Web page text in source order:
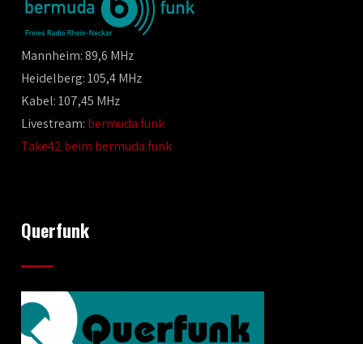
Mannheim: 89,6 MHz
Heidelberg: 105,4 MHz
Kabel: 107,45 MHz
Livestream: bermuda.funk
Take42 beim bermuda.funk
Querfunk